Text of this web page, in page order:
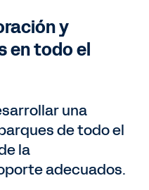
y
en todo el
una
de todo el
la
adecuados.